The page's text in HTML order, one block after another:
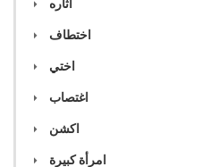
اثاره
اختطاف
اختي
اغتصاب
اكشن
امرأة كبيرة